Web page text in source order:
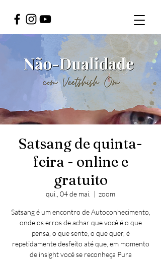
Satsang de quinta-
feira - online e
gratuito
qui., 04 de mai.
  |
zoom
Satsang é um encontro de Autoconhecimento,
onde os erros de achar que você é o que
pensa, o que sente, o que quer, é
repetidamente desfeito até que, em momento
de insight você se reconheça Pura